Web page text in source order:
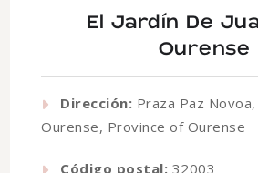
El Jardín De
Ourense
Dirección: Praza Paz
Ourense, Province of Ourense
Código postal: 32003